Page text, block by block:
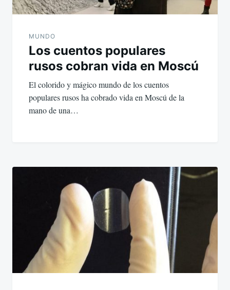
MUNDO
Los cuentos populares
rusos cobran vida en Moscú
El colorido y mágico mundo de los cuentos
populares rusos ha cobrado vida en Moscú de la
mano de una…